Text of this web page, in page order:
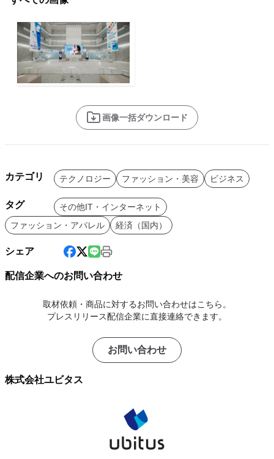
画像一括ダウンロード
カテゴリ テクノロジー ファッション・美容 ビジネス
タグ
その他IT・インターネット
ファッション・アパレル
経済（国内）
シェア
配信企業へのお問い合わせ
取材依頼・商品に対するお問い合わせはこちら。
プレスリリース配信企業に直接連絡できます。
お問い合わせ
株式会社ユビタス